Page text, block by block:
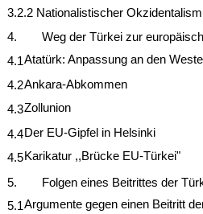
3.2.2 Nationalistischer
4.
Weg der Türkei zur
4.1Atatürk: Anpassung an den
4.2Ankara-Abkommen
4.3Zollunion
4.4 Der EU-Gipfel in Helsinki
4.5 Karikatur ,,Brücke EU-Türkei"
5.
Folgen eines Beitrittes der
5.1Argumente gegen einen Beitritt